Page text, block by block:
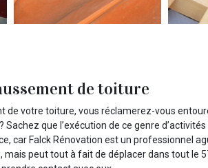
de toiture
de votre toiture, vous réclamerez-vous
que l’exécution de ce genre d’activités
car Falck Rénovation est un professionnel
mais peut tout à fait de déplacer dans tout le